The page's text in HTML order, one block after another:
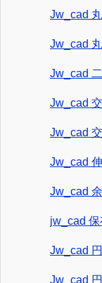
Jw_cad
Jw_cad
Jw_cad
Jw_cad
Jw_cad
Jw_cad
Jw_cad
jw_cad
Jw_cad
Jw_cad